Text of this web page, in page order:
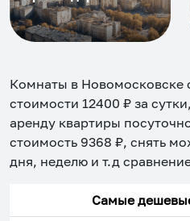
Комнаты в Новомосковске
стоимости 12400 ₽ за
аренду квартиры
стоимость 9368 ₽, снять
дня, неделю и т.д
Самые